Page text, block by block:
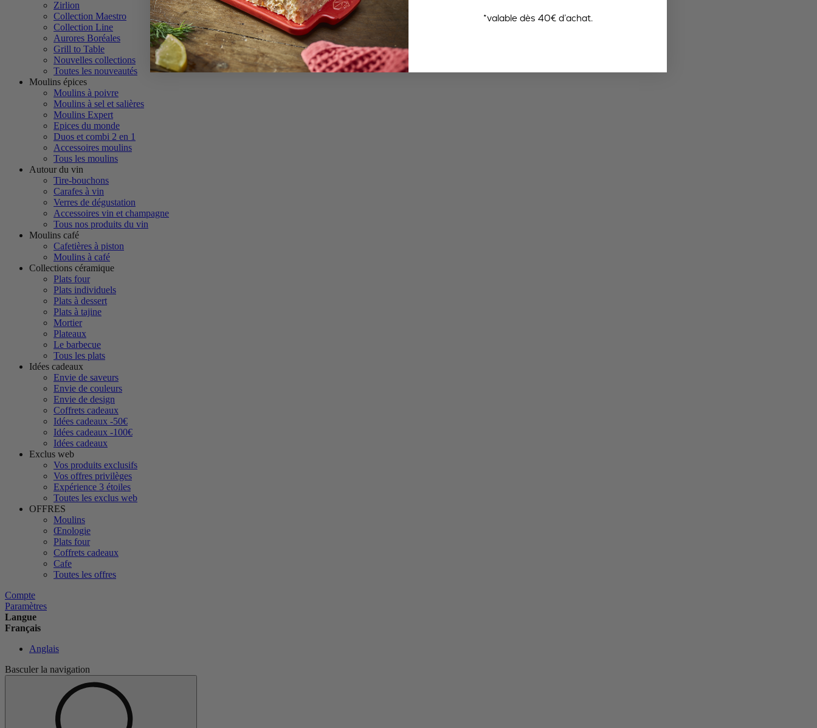
Zirlion
Collection Maestro
Collection Line
Aurores Boréales
Grill to Table
Nouvelles collections
Toutes les nouveautés
Moulins épices
Moulins à poivre
Moulins à sel et salières
Moulins Expert
Epices du monde
Duos et combi 2 en 1
Accessoires moulins
Tous les moulins
Autour du vin
Tire-bouchons
Carafes à vin
Verres de dégustation
Accessoires vin et champagne
Tous nos produits du vin
Moulins café
Cafetières à piston
Moulins à café
Collections céramique
Plats four
Plats individuels
Plats à dessert
Plats à tajine
Mortier
Plateaux
Le barbecue
Tous les plats
Idées cadeaux
Envie de saveurs
Envie de couleurs
Envie de design
Coffrets cadeaux
Idées cadeaux -50€
Idées cadeaux -100€
Idées cadeaux
Exclus web
Vos produits exclusifs
Vos offres privilèges
Expérience 3 étoiles
Toutes les exclus web
OFFRES
Moulins
Œnologie
Plats four
Coffrets cadeaux
Cafe
Toutes les offres
Compte
Paramètres
Langue
Français
Anglais
Basculer la navigation
*valable dès 40€ d’achat.